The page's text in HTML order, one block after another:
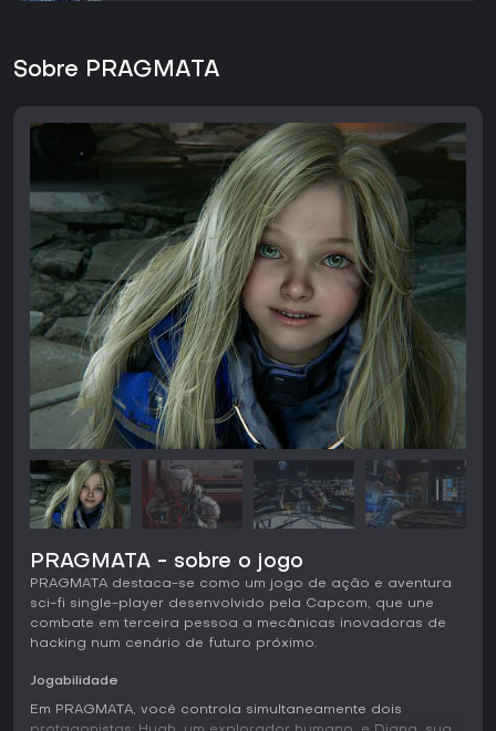
Sobre PRAGMATA
PRAGMATA - sobre o jogo
PRAGMATA destaca-se como um jogo de ação e aventura
sci-fi single-player desenvolvido pela Capcom, que une
combate em terceira pessoa a mecânicas inovadoras de
hacking num cenário de futuro próximo.
Jogabilidade
Em PRAGMATA, você controla simultaneamente dois